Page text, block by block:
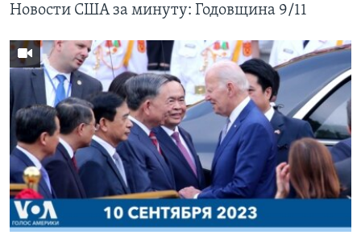
Новости США за минуту: Годовщина 9/11